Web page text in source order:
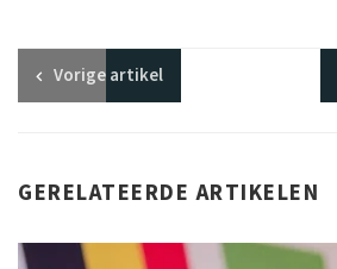
Vorigeartikel
GERELATEERDE ARTIKELEN